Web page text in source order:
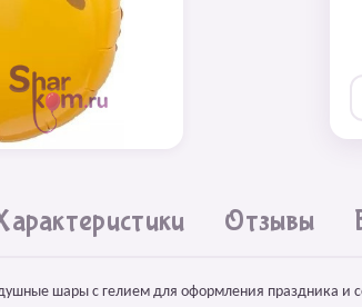
Отзывы
шары с гелием для оформления праздника и